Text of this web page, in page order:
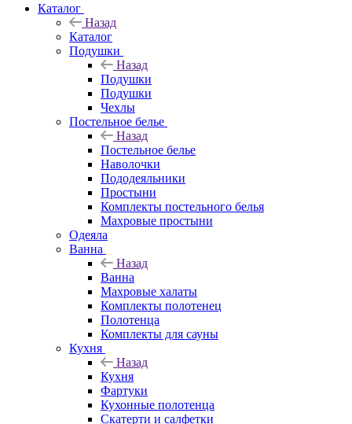
Каталог
Назад
Каталог
Подушки
Назад
Подушки
Подушки
Чехлы
Постельное белье
Назад
Постельное белье
Наволочки
Пододеяльники
Простыни
Комплекты постельного белья
Махровые простыни
Одеяла
Ванна
Назад
Ванна
Махровые халаты
Комплекты полотенец
Полотенца
Комплекты для сауны
Кухня
Назад
Кухня
Фартуки
Кухонные полотенца
Скатерти и салфетки